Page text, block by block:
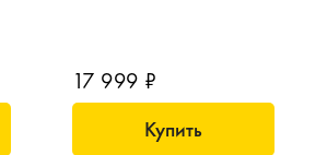
17 999 ₽
Купить